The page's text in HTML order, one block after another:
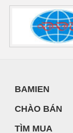
BAMIEN
CHÀO BÁN
TÌM MUA